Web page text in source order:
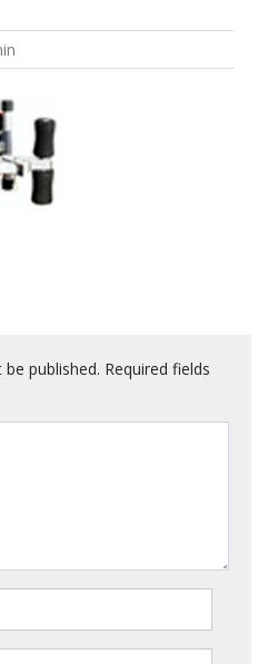
published. Required fields